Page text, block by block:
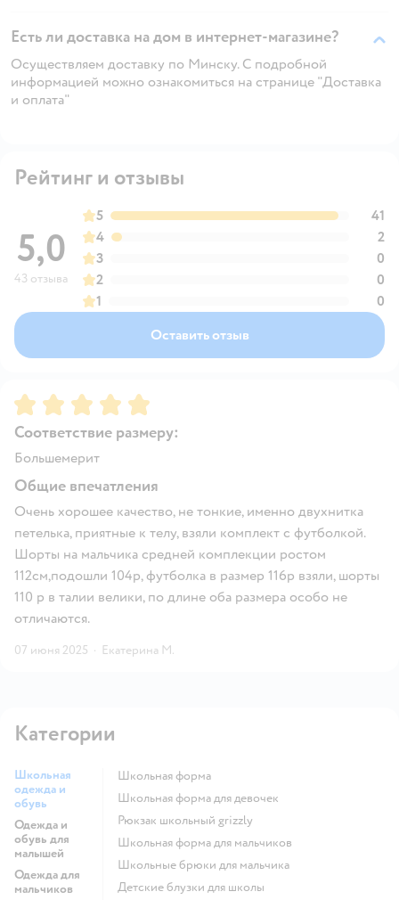
Есть ли доставка на дом в интернет-магазине?
Осуществляем доставку по Минску. С подробной
информацией можно ознакомиться на странице "Доставка
и оплата"
Рейтинг и отзывы
5,0
43 отзыва
5
41
4
2
3
0
2
0
1
0
Оставить отзыв
Рейтинг:5
Соответствие размеру:
Большемерит
Общие впечатления
Очень хорошее качество, не тонкие, именно двухнитка
петелька, приятные к телу, взяли комплект с футболкой.
Шорты на мальчика средней комплекции ростом
112см,подошли 104р, футболка в размер 116р взяли, шорты
110 р в талии велики, по длине оба размера особо не
отличаются.
07 июня 2025 · Екатерина М.
Категории
Школьная
одежда и
обувь
Одежда и
обувь для
малышей
Одежда для
мальчиков
Школьная форма
Школьная форма для девочек
Рюкзак школьный grizzly
Школьная форма для мальчиков
Школьные брюки для мальчика
Детские блузки для школы